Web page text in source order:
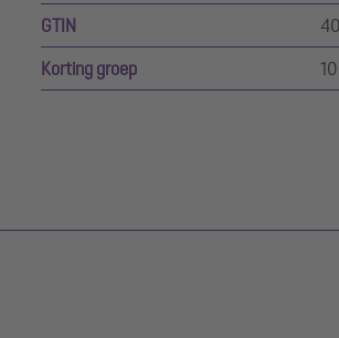
GTIN
Korting groep 10